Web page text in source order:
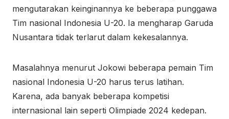
mengutarakan keinginannya ke beberapa punggawa
Tim nasional Indonesia U-20. Ia mengharap Garuda
Nusantara tidak terlarut dalam kekesalannya.
Masalahnya menurut Jokowi beberapa pemain Tim
nasional Indonesia U-20 harus terus latihan.
Karena, ada banyak beberapa kompetisi
internasional lain seperti Olimpiade 2024 kedepan.